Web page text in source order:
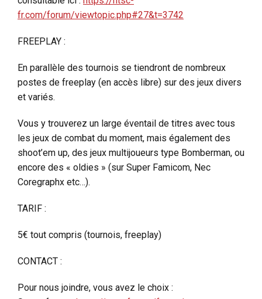
fr.com/forum/viewtopic.php#27&t=3742
FREEPLAY :
En parallèle des tournois se tiendront de nombreux
postes de freeplay (en accès libre) sur des jeux divers
et variés.
Vous y trouverez un large éventail de titres avec tous
les jeux de combat du moment, mais également des
shoot’em up, des jeux multijoueurs type Bomberman, ou
encore des « oldies » (sur Super Famicom, Nec
Coregraphx etc…).
TARIF :
5€ tout compris (tournois, freeplay)
CONTACT :
Pour nous joindre, vous avez le choix :